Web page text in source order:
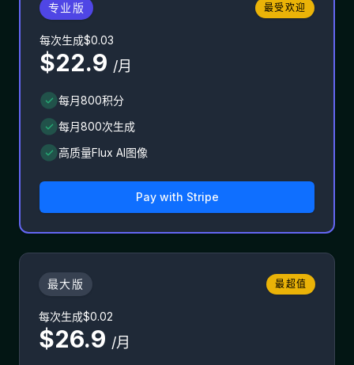
专业版 最受欢迎
每次生成$0.03
$22.9 /月
每月800积分
每月800次生成
高质量Flux AI图像
Pay with Stripe
最大版 最超值
每次生成$0.02
$26.9 /月